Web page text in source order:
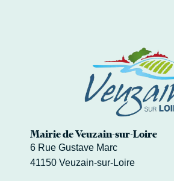
Mairie de Veuzain-sur-Loire
6 Rue Gustave Marc
41150 Veuzain-sur-Loire